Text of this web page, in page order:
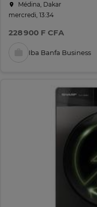
Médina, Dakar
mercredi, 13:34
228 900 F CFA
Iba Banfa Business